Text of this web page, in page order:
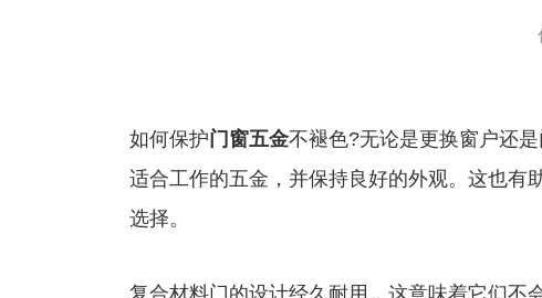
如何保护门窗五金不褪色?无论是更换窗户还
适合工作的五金，并保持良好的外观。这也有
选择。
复合材料门的设计经久耐用，这意味着它们不